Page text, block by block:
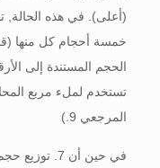
خمسة أحجام كل منها
المرجعي 9.)